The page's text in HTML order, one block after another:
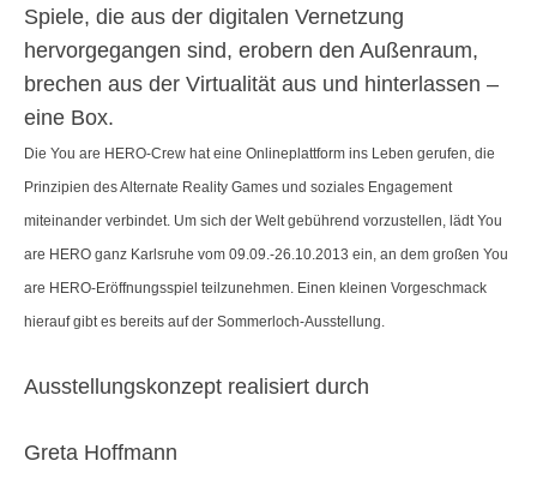
Spiele, die aus der digitalen Vernetzung
hervorgegangen sind, erobern den Außenraum,
brechen aus der Virtualität aus und hinterlassen –
eine Box.
Die You are HERO-Crew hat eine Onlineplattform ins Leben gerufen, die
Prinzipien des Alternate Reality Games und soziales Engagement
miteinander verbindet. Um sich der Welt gebührend vorzustellen, lädt You
are HERO ganz Karlsruhe vom 09.09.-26.10.2013 ein, an dem großen You
are HERO-Eröffnungsspiel teilzunehmen. Einen kleinen Vorgeschmack
hierauf gibt es bereits auf der Sommerloch-Ausstellung.
Ausstellungskonzept realisiert durch
Greta Hoffmann